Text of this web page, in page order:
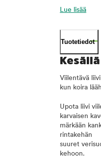
Lue lisää
Tuotetiedot
Viilentävä
kun koira
Upota liivi
karvaisen
märkään
rintakehän
suuret
kehoon.